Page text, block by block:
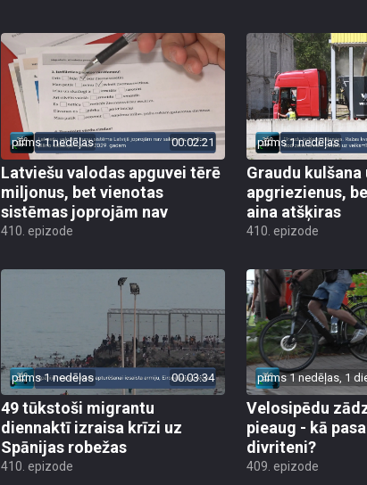
pirms 1 nedēļas 00:02:21
Latviešu valodas apguvei tērē
miljonus, bet vienotas
sistēmas joprojām nav
410. epizode
pirms 1 nedēļas
Graudu kulšana
apgriezienus,
aina atšķiras
410. epizode
pirms 1 nedēļas 00:03:34
49 tūkstoši migrantu
diennaktī izraisa krīzi uz
Spānijas robežas
410. epizode
pirms 1 nedēļas, 1
Velosipēdu
pieaug - kā
divriteni?
409. epizode